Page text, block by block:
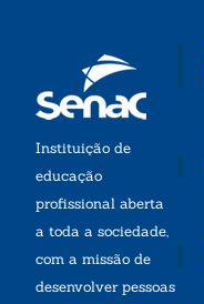
Instituição de
educação
profissional aberta
a toda a sociedade,
com a missão de
desenvolver pessoas